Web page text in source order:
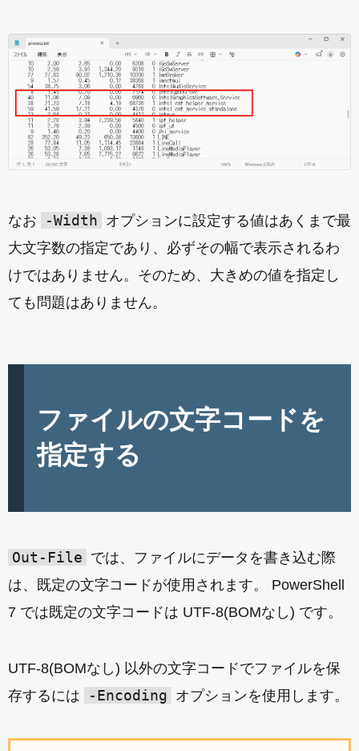
なお -Width オプションに設定する値はあくまで最
大文字数の指定であり、必ずその幅で表示されるわ
けではありません。そのため、大きめの値を指定し
ても問題はありません。
ファイルの文字コードを
指定する
Out-File では、ファイルにデータを書き込む際
は、既定の文字コードが使用されます。 PowerShell
7 では既定の文字コードは UTF-8(BOMなし) です。
UTF-8(BOMなし) 以外の文字コードでファイルを保
存するには
-Encoding オプションを使用します。